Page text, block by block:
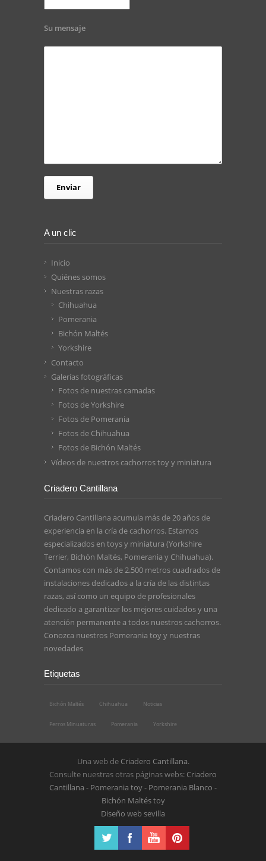
Su mensaje
A un clic
Inicio
Quiénes somos
Nuestras razas
Chihuahua
Pomerania
Bichón Maltés
Yorkshire
Contacto
Galerías fotográficas
Fotos de nuestras camadas
Fotos de Yorkshire
Fotos de Pomerania
Fotos de Chihuahua
Fotos de Bichón Maltés
Vídeos de nuestros cachorros toy y miniatura
Criadero Cantillana
Criadero Cantillana acumula más de 20 años de
experiencia en la cría de cachorros. Estamos
especializados en toys y miniatura (Yorkshire
Terrier, Bichón Maltés, Pomerania y Chihuahua).
Contamos con más de 2.500 metros cuadrados de
instalaciones dedicados a la cría de las distintas
razas, así como un equipo de profesionales
dedicado a garantizar los mejores cuidados y una
atención permanente a todos nuestros cachorros.
Conozca nuestros Pomerania toyy nuestras
novedades
Etiquetas
Bichón Maltés Chihuahua Noticias
Perros Minuaturas Pomerania Yorkshire
Una web de Criadero Cantillana.
Consulte nuestras otras páginas webs: Criadero
Cantillana - Pomerania toy- Pomerania Blanco -
Bichón Maltés toy
Diseño web sevilla